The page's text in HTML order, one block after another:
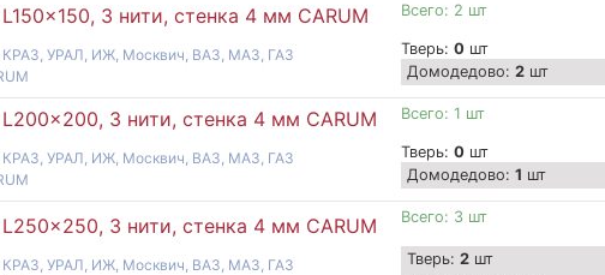
3 нити, стенка 4 мм CARUM
УРАЛ, ИЖ, Москвич, ВАЗ, МАЗ, ГАЗ
Всего: 2 шт
Тверь: 0шт
Домодедово: 2шт
3 нити, стенка 4 мм CARUM
УРАЛ, ИЖ, Москвич, ВАЗ, МАЗ, ГАЗ
Всего: 1 шт
Тверь: 0шт
Домодедово: 1 шт
3 нити, стенка 4 мм CARUM
УРАЛ, ИЖ, Москвич, ВАЗ, МАЗ, ГАЗ
Всего: 3 шт
Тверь: 2шт